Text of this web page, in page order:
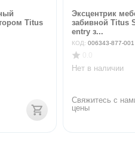
Titus
Эксцентрик
забивной Titus
entry з...
КОД: 006343-877-001
Нет в наличии
Свяжитесь с
цены